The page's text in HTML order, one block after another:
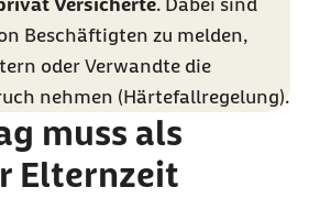
Versicherte. Dabei sind
Beschäftigten zu melden,
oder Verwandte die
nehmen (Härtefallregelung).
muss als
Elternzeit